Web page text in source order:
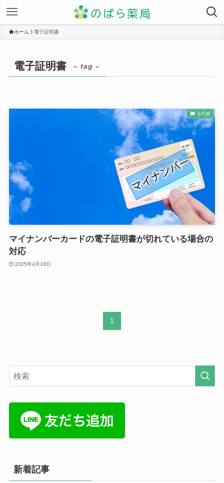
ホーム 電子証明書
電子証明書 – tag –
その他
マイナンバーカードの電子証明書が切れている場合の
対応
2025年4月18日
1
新着記事